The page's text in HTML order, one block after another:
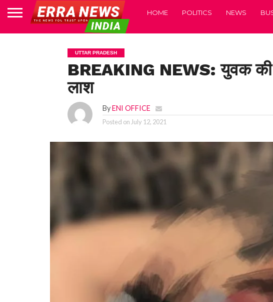
HOME POLITICS NEWS
UTTAR PRADESH
BREAKING NEWS: युवक
लाश
ByENI OFFICE
Posted on July 12, 2021